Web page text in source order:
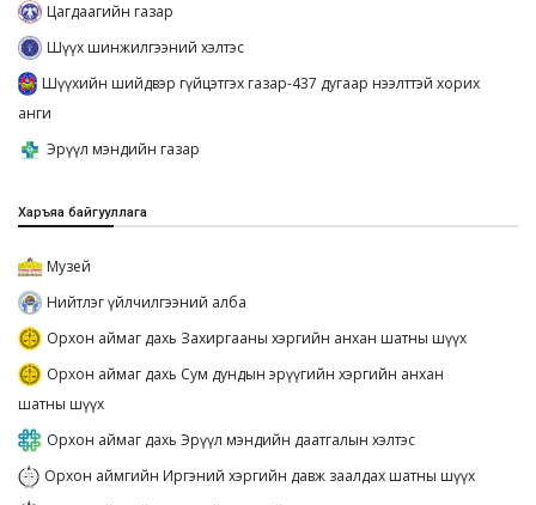
Цагдаагийн газар
Шүүх шинжилгээний хэлтэс
Шүүхийн шийдвэр гүйцэтгэх газар-437 дугаар нээлттэй хорих
анги
Эрүүл мэндийн газар
Харъяа байгууллага
Музей
Нийтлэг үйлчилгээний алба
Орхон аймаг дахь Захиргааны хэргийн анхан шатны шүүх
Орхон аймаг дахь Сум дундын эрүүгийн хэргийн анхан
шатны шүүх
Орхон аймаг дахь Эрүүл мэндийн даатгалын хэлтэс
Орхон аймгийн Иргэний хэргийн давж заалдах шатны шүүх